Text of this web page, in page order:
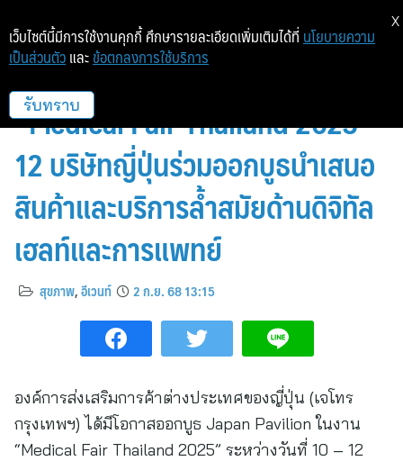
“Japan Pavilion by JETRO” @
“Medical Fair Thailand 2025”
12 บริษัทญี่ปุ่นร่วมออกบูธนำเสนอ
สินค้าและบริการล้ำสมัยด้านดิจิทัล
เฮลท์และการแพทย์
สุขภาพ,อีเวนท์ 2 ก.ย. 68 13:15
องค์การส่งเสริมการค้าต่างประเทศของญี่ปุ่น (เจโทร
กรุงเทพฯ) ได้มีโอกาสออกบูธ Japan Pavilion ในงาน
“Medical Fair Thailand 2025” ระหว่างวันที่ 10 – 12
เว็บไซต์นี้มีการใช้งานคุกกี้ ศึกษารายละเอียดเพิ่มเติมได้ที่ นโยบายความ
เป็นส่วนตัว และ ข้อตกลงการใช้บริการ
รับทราบ
X